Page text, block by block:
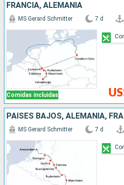
FRANCIA, ALEMANIA
Comidas incluidas
MS Gerard Schmitter 7 d
PAISES BAJOS, ALEMANIA,
MS Gerard Schmitter 7 d